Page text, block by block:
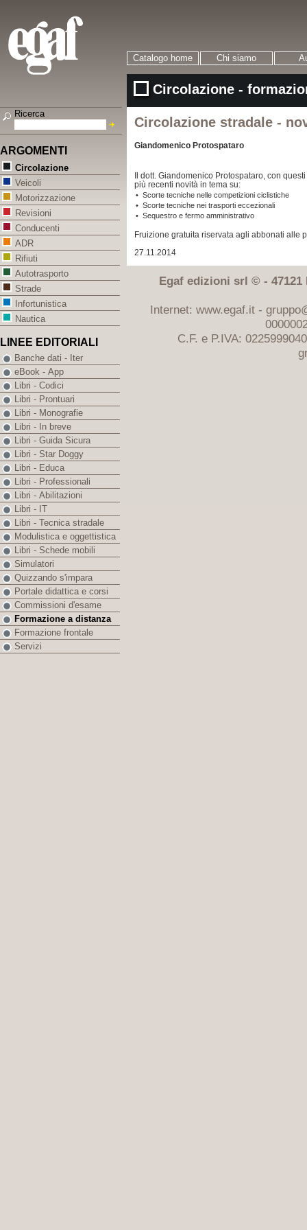
Catalogo home Chi siamo
Circolazione -
Circolazione stradale -
Giandomenico Protospataro
Il dott. Giandomenico Protospataro, con
più recenti novità in tema su:
• Scorte tecniche nelle competizioni ciclistiche
• Scorte tecniche nei trasporti eccezionali
• Sequestro e fermo amministrativo
Fruizione gratuita riservata agli abbonati alle
27.11.2014
Egaf edizioni srl © - 47121
Internet: www.egaf.it -
C.F. e P.IVA:
Ricerca
ARGOMENTI
Circolazione
Veicoli
Motorizzazione
Revisioni
Conducenti
ADR
Rifiuti
Autotrasporto
Strade
Infortunistica
Nautica
LINEE EDITORIALI
Banche dati - Iter
eBook - App
Libri - Codici
Libri - Prontuari
Libri - Monografie
Libri - In breve
Libri - Guida Sicura
Libri - Star Doggy
Libri - Educa
Libri - Professionali
Libri - Abilitazioni
Libri - IT
Libri - Tecnica stradale
Modulistica e oggettistica
Libri - Schede mobili
Simulatori
Quizzando s'impara
Portale didattica e corsi
Commissioni d'esame
Formazione a distanza
Formazione frontale
Servizi